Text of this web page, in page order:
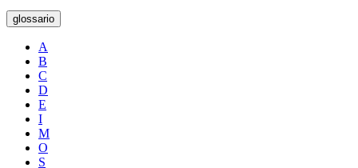
glossario
A
B
C
D
E
I
M
O
S